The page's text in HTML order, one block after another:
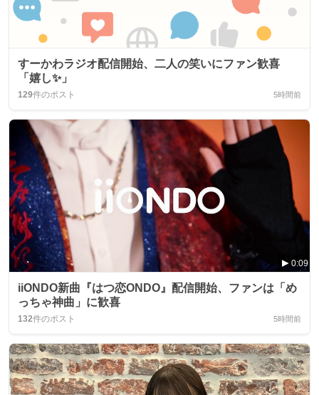
すーかわラジオ配信開始、二人の笑いにファン歓喜
「嬉し✨」
129件のポスト 5時間前
0:09
iiONDO新曲『はつ恋ONDO』配信開始、ファンは「め
っちゃ神曲」に歓喜
132件のポスト 5時間前